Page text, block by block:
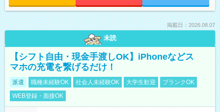
掲載日：2026.08.07
未読
【シフト自由・現金手渡しOK】iPhoneなどス
マホの充電を繋げるだけ！
派遣 職種未経験OK 社会人未経験OK 大学生歓迎
ブランクOK
WEB登録・面接OK